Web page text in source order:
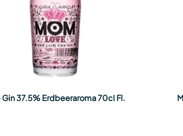
Gin 37.5% Erdbeeraroma 70cl Fl.